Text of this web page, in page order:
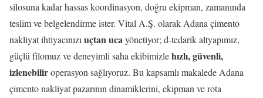
silosuna kadar hassas koordinasyon, doğru ekipman, zamanında
teslim ve belgelendirme ister. Vital A.Ş. olarak Adana çimento
nakliyat ihtiyacınızı uçtan ucayönetiyor; d-tedarik altyapımız,
güçlü filomuz ve deneyimli saha ekibimizlehızlı, güvenli,
izlenebiliroperasyon sağlıyoruz. Bu kapsamlı makalede Adana
çimento nakliyat pazarının dinamiklerini, ekipman ve rota